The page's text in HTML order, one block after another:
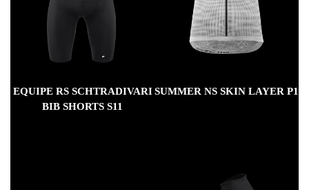
EQUIPE RS SCHTRADIVARI
BIB SHORTS S11
SUMMER NS SKIN LAYER P1